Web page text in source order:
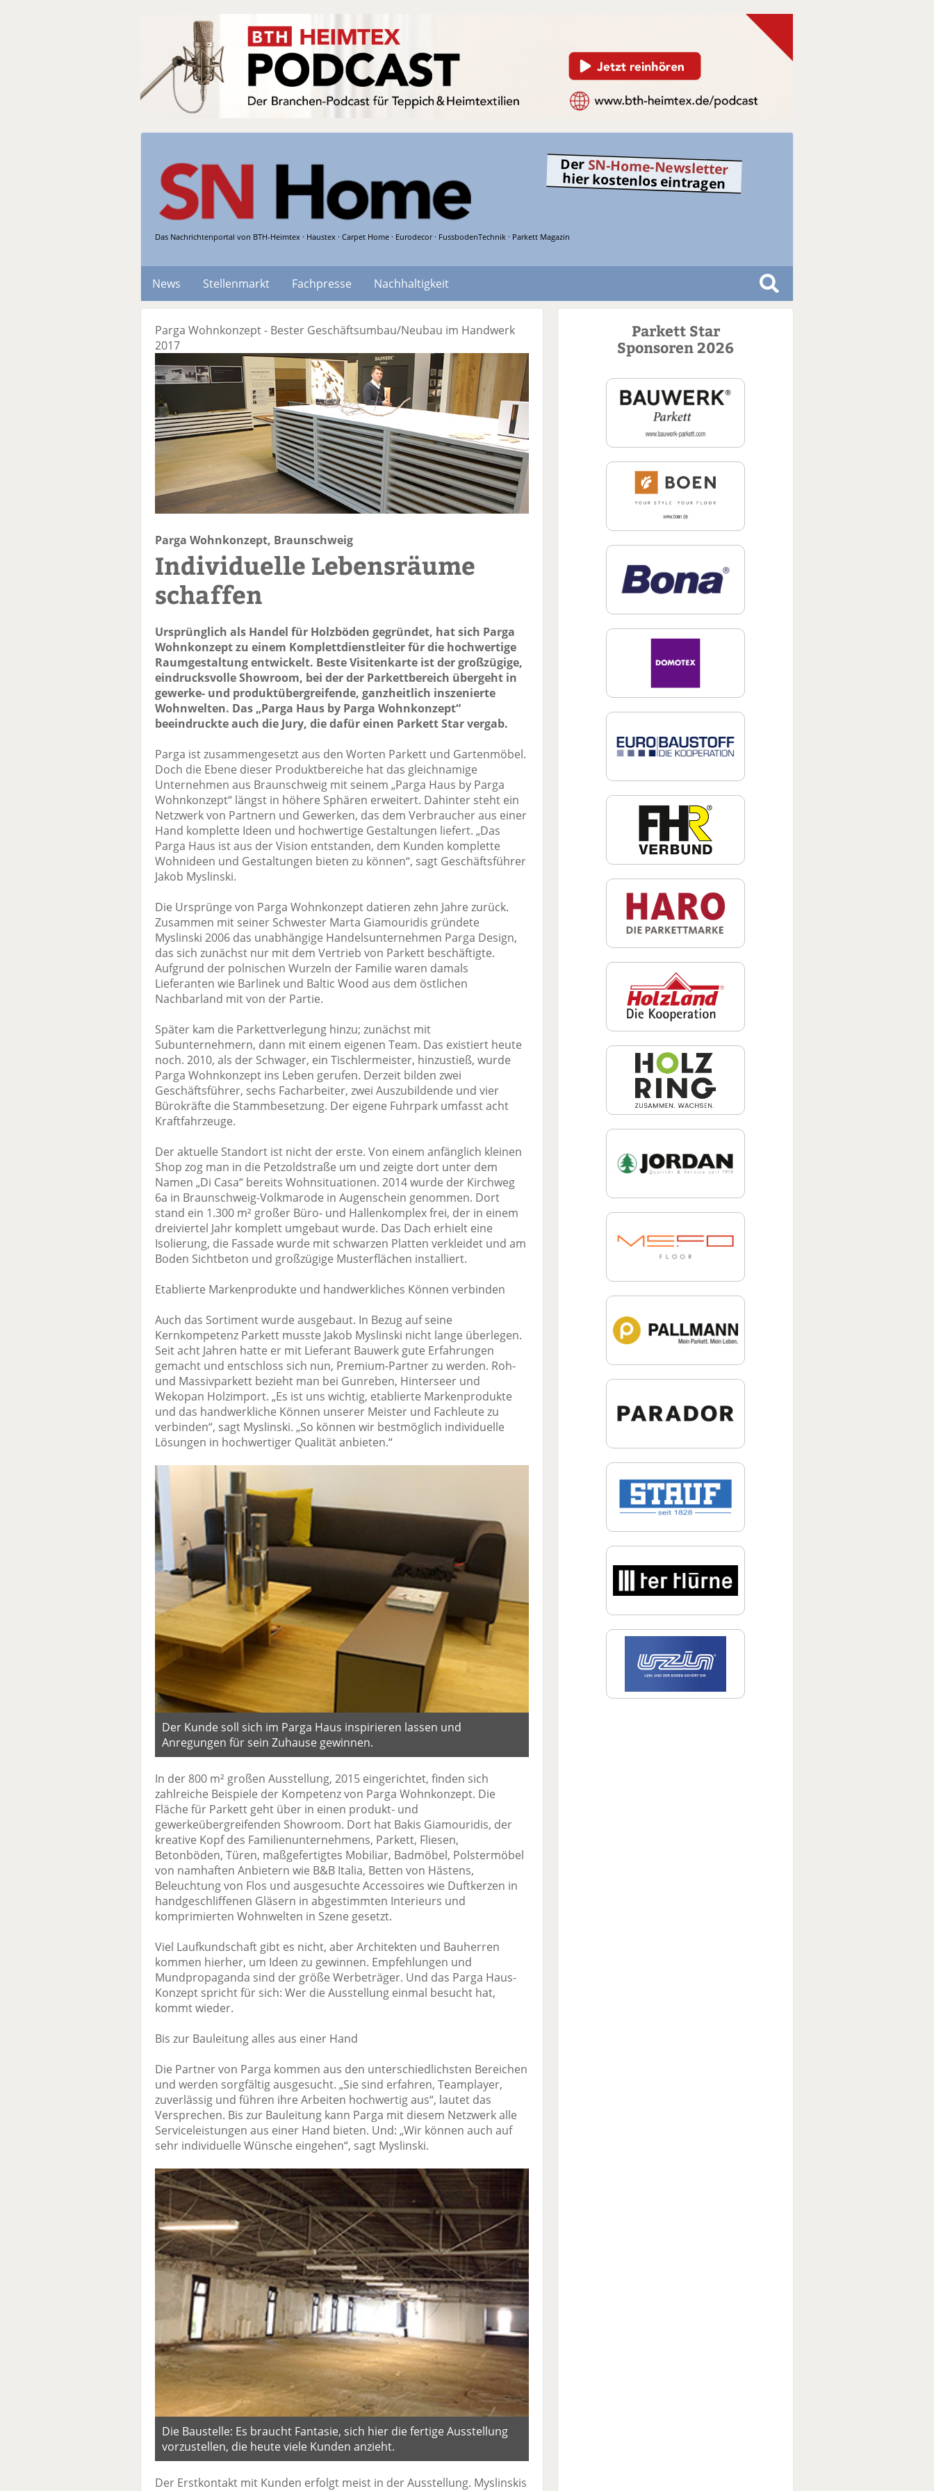
Das Nachrichtenportal von BTH-Heimtex · Haustex · Carpet Home · Eurodecor · FussbodenTechnik · Parkett Magazin
Der SN-Home-Newsletter
hier kostenlos eintragen
News Stellenmarkt Fachpresse
Nachhaltigkeit
S
Parga Wohnkonzept - Bester Geschäftsumbau/Neubau im Handwerk
2017
Parga Wohnkonzept, Braunschweig
Individuelle Lebensräume
schaffen
Ursprünglich als Handel für Holzböden gegründet, hat sich Parga
Wohnkonzept zu einem Komplettdienstleiter für die hochwertige
Raumgestaltung entwickelt. Beste Visitenkarte ist der großzügige,
eindrucksvolle Showroom, bei der der Parkettbereich übergeht in
gewerke- und produktübergreifende, ganzheitlich inszenierte
Wohnwelten. Das „Parga Haus by Parga Wohnkonzept“
beeindruckte auch die Jury, die dafür einen Parkett Star vergab.
Parga ist zusammengesetzt aus den Worten Parkett und Gartenmöbel.
Doch die Ebene dieser Produktbereiche hat das gleichnamige
Unternehmen aus Braunschweig mit seinem „Parga Haus by Parga
Wohnkonzept“ längst in höhere Sphären erweitert. Dahinter steht ein
Netzwerk von Partnern und Gewerken, das dem Verbraucher aus einer
Hand komplette Ideen und hochwertige Gestaltungen liefert. „Das
Parga Haus ist aus der Vision entstanden, dem Kunden komplette
Wohnideen und Gestaltungen bieten zu können“, sagt Geschäftsführer
Jakob Myslinski.
Die Ursprünge von Parga Wohnkonzept datieren zehn Jahre zurück.
Zusammen mit seiner Schwester Marta Giamouridis gründete
Myslinski 2006 das unabhängige Handelsunternehmen Parga Design,
das sich zunächst nur mit dem Vertrieb von Parkett beschäftigte.
Aufgrund der polnischen Wurzeln der Familie waren damals
Lieferanten wie Barlinek und Baltic Wood aus dem östlichen
Nachbarland mit von der Partie.
Später kam die Parkettverlegung hinzu; zunächst mit
Subunternehmern, dann mit einem eigenen Team. Das existiert heute
noch. 2010, als der Schwager, ein Tischlermeister, hinzustieß, wurde
Parga Wohnkonzept ins Leben gerufen. Derzeit bilden zwei
Geschäftsführer, sechs Facharbeiter, zwei Auszubildende und vier
Bürokräfte die Stammbesetzung. Der eigene Fuhrpark umfasst acht
Kraftfahrzeuge.
Der aktuelle Standort ist nicht der erste. Von einem anfänglich kleinen
Shop zog man in die Petzoldstraße um und zeigte dort unter dem
Namen „Di Casa“ bereits Wohnsituationen. 2014 wurde der Kirchweg
6a in Braunschweig-Volkmarode in Augenschein genommen. Dort
stand ein 1.300 m² großer Büro- und Hallenkomplex frei, der in einem
dreiviertel Jahr komplett umgebaut wurde. Das Dach erhielt eine
Isolierung, die Fassade wurde mit schwarzen Platten verkleidet und am
Boden Sichtbeton und großzügige Musterflächen installiert.
Etablierte Markenprodukte und handwerkliches Können verbinden
Auch das Sortiment wurde ausgebaut. In Bezug auf seine
Kernkompetenz Parkett musste ­Jakob Myslinski nicht lange überlegen.
Seit acht Jahren hatte er mit Lieferant Bauwerk gute Erfahrungen
gemacht und entschloss sich nun, Premium-Partner zu werden. Roh-
und Massivparkett bezieht man bei Gunreben, Hinterseer und
Wekopan Holzimport. „Es ist uns wichtig, etablierte Markenprodukte
und das handwerkliche Können unserer Meister und Fachleute zu
verbinden“, sagt Myslinski. „So können wir bestmöglich individuelle
Lösungen in hochwertiger Qualität anbieten.“
Der Kunde soll sich im Parga Haus inspirieren lassen und
Anregungen für sein Zuhause gewinnen.
In der 800 m² großen Ausstellung, 2015 eingerichtet, finden sich
zahlreiche Beispiele der Kompetenz von Parga Wohnkonzept. Die
Fläche für Parkett geht über in einen produkt- und
gewerkeübergreifenden Showroom. Dort hat Bakis Giamouridis, der
kreative Kopf des Familienunternehmens, Parkett, Fliesen,
Betonböden, Türen, maßgefertigtes Mobiliar, Badmöbel, Polstermöbel
von namhaften Anbietern wie B&B Italia, Betten von Hästens,
Beleuchtung von Flos und ausgesuchte Accessoires wie Duftkerzen in
handgeschliffenen Gläsern in abgestimmten Interieurs und
komprimierten Wohnwelten in Szene gesetzt.
Viel Laufkundschaft gibt es nicht, aber Architekten und Bauherren
kommen hierher, um Ideen zu gewinnen. Empfehlungen und
Mundpropaganda sind der größe Werbeträger. Und das Parga Haus-
Konzept spricht für sich: Wer die Ausstellung einmal besucht hat,
kommt wieder.
Bis zur Bauleitung alles aus einer Hand
Die Partner von Parga kommen aus den unterschiedlichsten Bereichen
und werden sorgfältig ausgesucht. „Sie sind erfahren, Teamplayer,
zuverlässig und führen ihre Arbeiten hochwertig aus“, lautet das
Versprechen. Bis zur Bauleitung kann Parga mit diesem Netzwerk alle
Serviceleistungen aus einer Hand bieten. Und: „Wir können auch auf
sehr individuelle Wünsche eingehen“, sagt Myslinski.
Die Baustelle: Es braucht Fantasie, sich hier die fertige Ausstellung
vorzustellen, die heute viele Kunden anzieht.
Der Erstkontakt mit Kunden erfolgt meist in der Ausstellung. Myslinskis
Parkett Star
Sponsoren 2026